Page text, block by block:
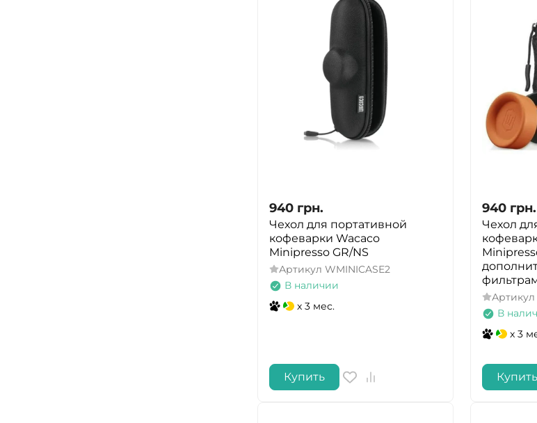
940 грн.
Чехол для портативной
кофеварки Wacaco
Minipresso GR/NS
Артикул WMINICASE2
В наличии
x 3 мес.
Купить
940 грн.
Чехол
Артикул
В
x 3
Купить